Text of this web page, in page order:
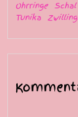
Ohrringe
Schal
Tunika